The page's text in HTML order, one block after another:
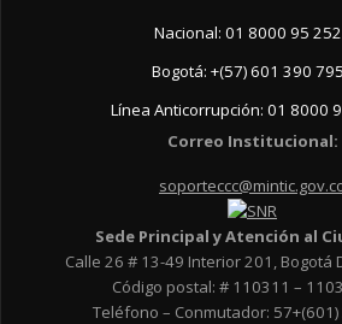
Nacional: 01 8000 95
Bogotá: +(57) 601 390
Línea Anticorrupción: 01 8000
Correo Institucional:
Sede Principal y Atención al
Calle 26 # 13-49 Interior 201, Bogotá
Código postal: # 110311 –
Teléfono – Conmutador: